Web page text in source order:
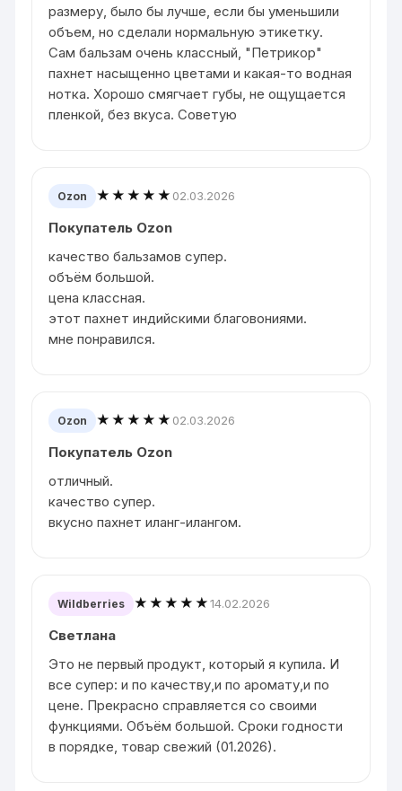
размеру, было бы лучше, если бы уменьшили
объем, но сделали нормальную этикетку.
Сам бальзам очень классный, "Петрикор"
пахнет насыщенно цветами и какая-то водная
нотка. Хорошо смягчает губы, не ощущается
пленкой, без вкуса. Советую
Ozon ★★★★★ 02.03.2026
Покупатель Ozon
качество бальзамов супер.
объём большой.
цена классная.
этот пахнет индийскими благовониями.
мне понравился.
Ozon ★★★★★ 02.03.2026
Покупатель Ozon
отличный.
качество супер.
вкусно пахнет иланг-илангом.
Wildberries ★★★★★14.02.2026
Светлана
Это не первый продукт, который я купила. И
все супер: и по качеству,и по аромату,и по
цене. Прекрасно справляется со своими
функциями. Объём большой. Сроки годности
в порядке, товар свежий (01.2026).